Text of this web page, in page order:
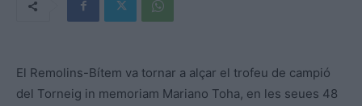
El Remolins-Bítem va tornar a alçar el trofeu de campió
del Torneig in memoriam Mariano Toha, en les seues 48